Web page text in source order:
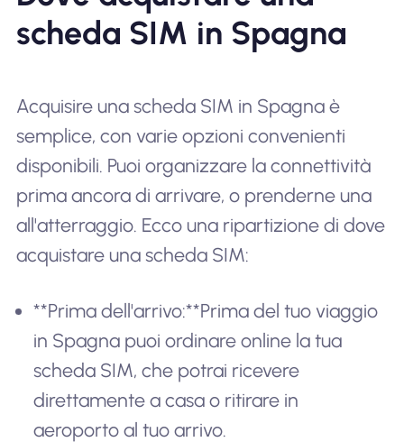
scheda SIM in Spagna
Acquisire una scheda SIM in Spagna è
semplice, con varie opzioni convenienti
disponibili. Puoi organizzare la connettività
prima ancora di arrivare, o prenderne una
all'atterraggio. Ecco una ripartizione di dove
acquistare una scheda SIM:
**Prima dell'arrivo:**Prima del tuo viaggio
in Spagna puoi ordinare online la tua
scheda SIM, che potrai ricevere
direttamente a casa o ritirare in
aeroporto al tuo arrivo.